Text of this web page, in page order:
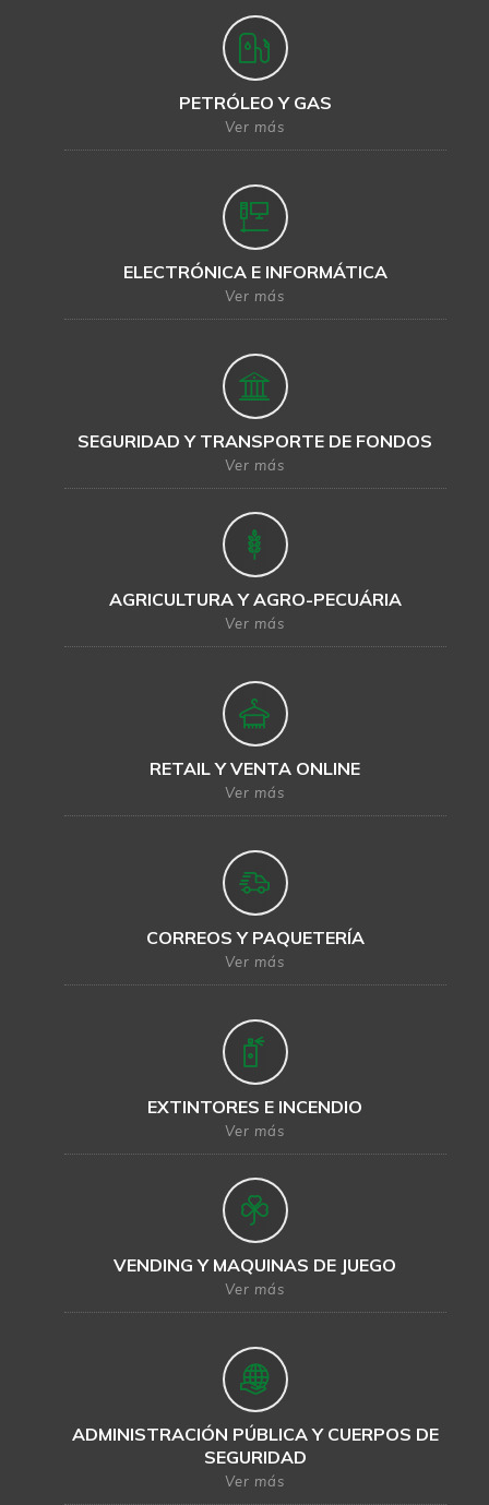
PETRÓLEO Y GAS
Ver más
ELECTRÓNICA E INFORMÁTICA
Ver más
SEGURIDAD Y TRANSPORTE DE FONDOS
Ver más
AGRICULTURA Y AGRO-PECUÁRIA
Ver más
RETAIL Y VENTA ONLINE
Ver más
CORREOS Y PAQUETERÍA
Ver más
EXTINTORES E INCENDIO
Ver más
VENDING Y MAQUINAS DE JUEGO
Ver más
ADMINISTRACIÓN PÚBLICA Y CUERPOS DE
SEGURIDAD
Ver más